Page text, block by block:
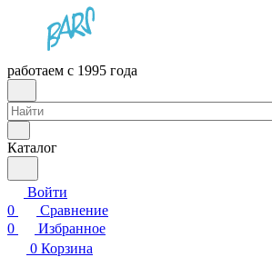
работаем с 1995 года
Каталог
Войти
0
Сравнение
0
Избранное
0 Корзина